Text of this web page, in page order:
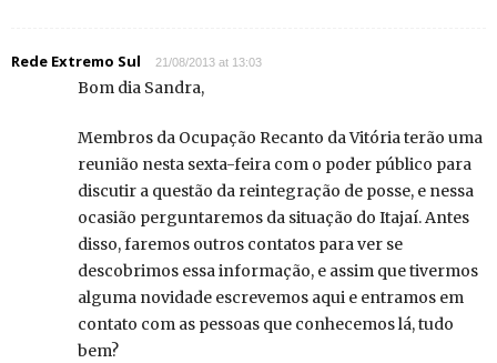
Rede Extremo Sul 21/08/2013 at 13:03
Bom dia Sandra,
Membros da Ocupação Recanto da Vitória terão uma
reunião nesta sexta-feira com o poder público para
discutir a questão da reintegração de posse, e nessa
ocasião perguntaremos da situação do Itajaí. Antes
disso, faremos outros contatos para ver se
descobrimos essa informação, e assim que tivermos
alguma novidade escrevemos aqui e entramos em
contato com as pessoas que conhecemos lá, tudo
bem?